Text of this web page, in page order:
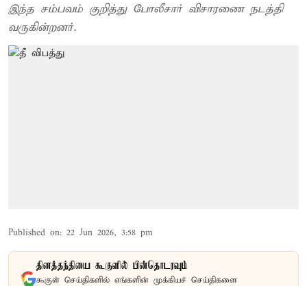
இந்த சம்பவம் குறித்து போலீசார் விசாரணை நடத்தி
வருகின்றனர்.
Published on: 22 Jun 2026, 3:58 pm
தினத்தந்தியை கூகுளில் பின்தொடரவும்
கூகுள் செய்திகளில் எங்களின் முக்கியச் செய்திகளை